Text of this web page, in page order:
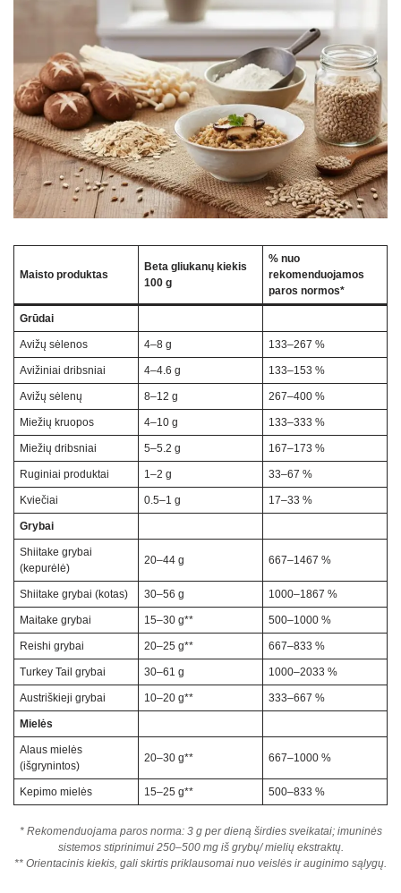
Maisto produktas
Beta gliukanų kiekis
100 g
% nuo
rekomenduojamos
paros normos*
Grūdai
Avižų sėlenos 4–8 g 133–267 %
Avižiniai dribsniai 4–4.6 g 133–153 %
Avižų sėlenų 8–12 g 267–400 %
Miežių kruopos 4–10 g 133–333 %
Miežių dribsniai 5–5.2 g 167–173 %
Ruginiai produktai 1–2 g 33–67 %
Kviečiai 0.5–1 g 17–33 %
Grybai
Shiitake grybai
(kepurėlė)
20–44 g 667–1467 %
Shiitake grybai (kotas) 30–56 g 1000–1867 %
Maitake grybai 15–30 g** 500–1000 %
Reishi grybai 20–25 g** 667–833 %
Turkey Tail grybai 30–61 g 1000–2033 %
Austriškieji grybai 10–20 g** 333–667 %
Mielės
Alaus mielės
(išgrynintos)
20–30 g** 667–1000 %
Kepimo mielės 15–25 g** 500–833 %
* Rekomenduojama paros norma: 3 g per dieną širdies sveikatai; imuninės
sistemos stiprinimui 250–500 mg iš grybų/ mielių ekstraktų.
** Orientacinis kiekis, gali skirtis priklausomai nuo veislės ir auginimo sąlygų.